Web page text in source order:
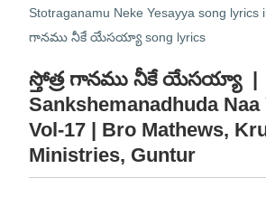
Stotraganamu Neke Yesayya song lyrics
గానము నీకే యేసయ్యా song lyrics
స్తోత్ర గానము నీకే యేసయ్యా |
Sankshemanadhuda Naa
Vol-17 | Bro Mathews,
Ministries, Guntur